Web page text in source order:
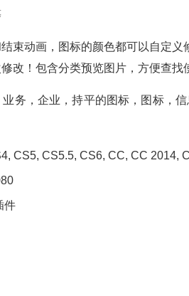
束动画，图标的颜色都可以自定
改！包含分类预览图片，方便查找
务，企业，持平的图标，图标，
CS5, CS5.5, CS6, CC, CC 2014,
件